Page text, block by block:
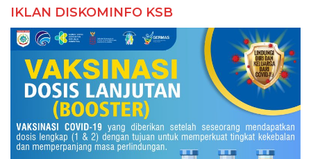
IKLAN DISKOMINFO KSB